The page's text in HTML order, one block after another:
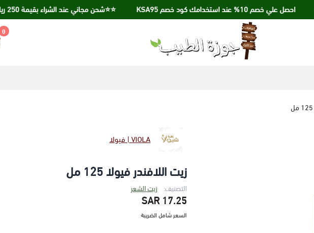
احصل علي خصم 10% عند استخدامك كود خصم KSA95 ⭐️⭐️شحن مجاني عند الشراء بقيمة 250 ريال ⭐️⭐️
جوزة الطيب
0
VIOLA | فيولا
زيت اللافندر فيولا 125 مل
التصنيف: زيت الشعر
17.25 SAR
السعر شامل الضريبة